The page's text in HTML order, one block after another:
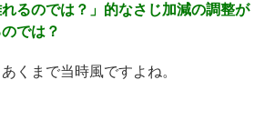
るのでは？」的なさじ加減の調整が
では？
くまで当時風ですよね。